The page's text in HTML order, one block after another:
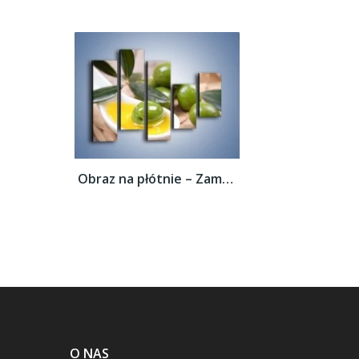
Obraz na płótnie – Zamoczone oliwki –...
O NAS